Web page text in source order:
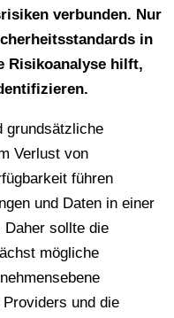
verbunden. Nur
in
Risikoanalyse hilft,
grundsätzliche
Verlust von
führen
und Daten in einer
Daher sollte die
mögliche
und die